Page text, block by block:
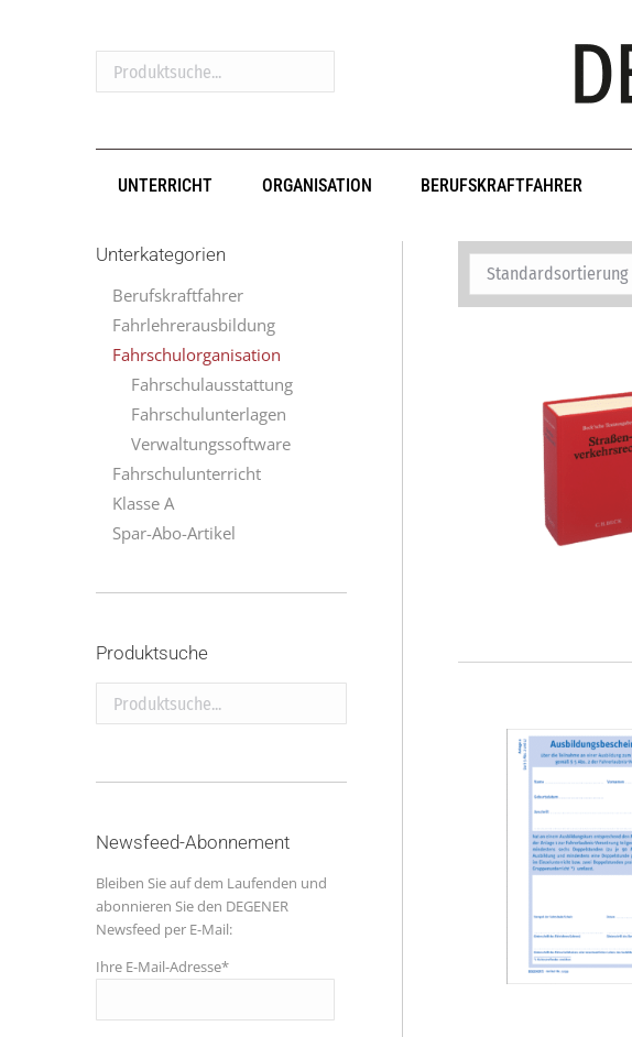
Produktsuche...
UNTERRICHT ORGANISATION BERUFSKRAFTFAHRER
Unterkategorien
Berufskraftfahrer
Fahrlehrerausbildung
Fahrschulorganisation
Fahrschulausstattung
Fahrschulunterlagen
Verwaltungssoftware
Fahrschulunterricht
Klasse A
Spar-Abo-Artikel
Produktsuche
Produktsuche...
Newsfeed-Abonnement
Bleiben Sie auf dem Laufenden und
abonnieren Sie den DEGENER
Newsfeed per E-Mail:
Ihre E-Mail-Adresse*